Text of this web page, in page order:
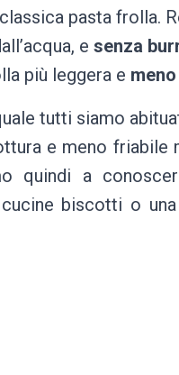
pasta frolla.
e senza
più leggera e
tutti siamo
e meno friabile
quindi a
biscotti o